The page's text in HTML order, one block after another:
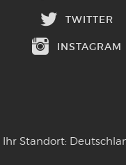
TWITTER
INSTAGRAM
Ihr Standort: